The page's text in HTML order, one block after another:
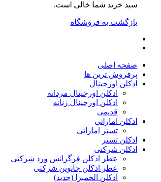
سبد خرید شما خالی است.
بازگشت به فروشگاه
صفحه اصلی
پرفروش ترین ها
ادکلن اورجینال
ادکلن اورجینال مردانه
ادکلن اورجینال زنانه
قدیمی
ادکلن اماراتی
تستر اماراتی
ادکلن تستر
ادکلن شرکتی
عطر ادکلن فرگرانس ورد شرکتی
عطر ادکلن جانوین شرکتی
ادکلن الحمبرا (جدید)